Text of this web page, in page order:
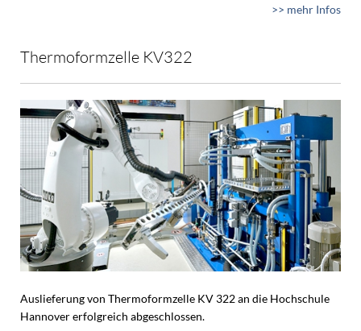
>> mehr Infos
Thermoformzelle KV322
Auslieferung von Thermoformzelle KV 322 an die Hochschule
Hannover erfolgreich abgeschlossen.